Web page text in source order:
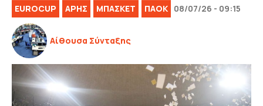
EUROCUP ΑΡΗΣ ΜΠΑΣΚΕΤ ΠΑΟΚ 08/07/26 - 09:15
Αίθουσα Σύνταξης